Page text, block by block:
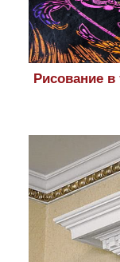
Рисование в